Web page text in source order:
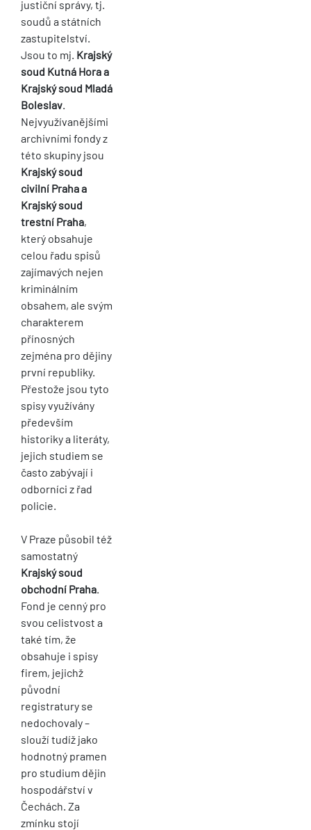
justiční správy, tj.
soudů a státních
zastupitelství.
Jsou to mj. Krajský
soud Kutná Hora a
Krajský soud Mladá
Boleslav.
Nejvyužívanějšími
archivními fondy z
této skupiny jsou
Krajský soud
civilní Praha a
Krajský soud
trestní Praha,
který obsahuje
celou řadu spisů
zajímavých nejen
kriminálním
obsahem, ale svým
charakterem
přínosných
zejména pro dějiny
první republiky.
Přestože jsou tyto
spisy využívány
především
historiky a literáty,
jejich studiem se
často zabývají i
odborníci z řad
policie.
V Praze působil též
samostatný
Krajský soud
obchodní Praha.
Fond je cenný pro
svou celistvost a
také tím, že
obsahuje i spisy
firem, jejichž
původní
registratury se
nedochovaly –
slouží tudíž jako
hodnotný pramen
pro studium dějin
hospodářství v
Čechách. Za
zmínku stojí